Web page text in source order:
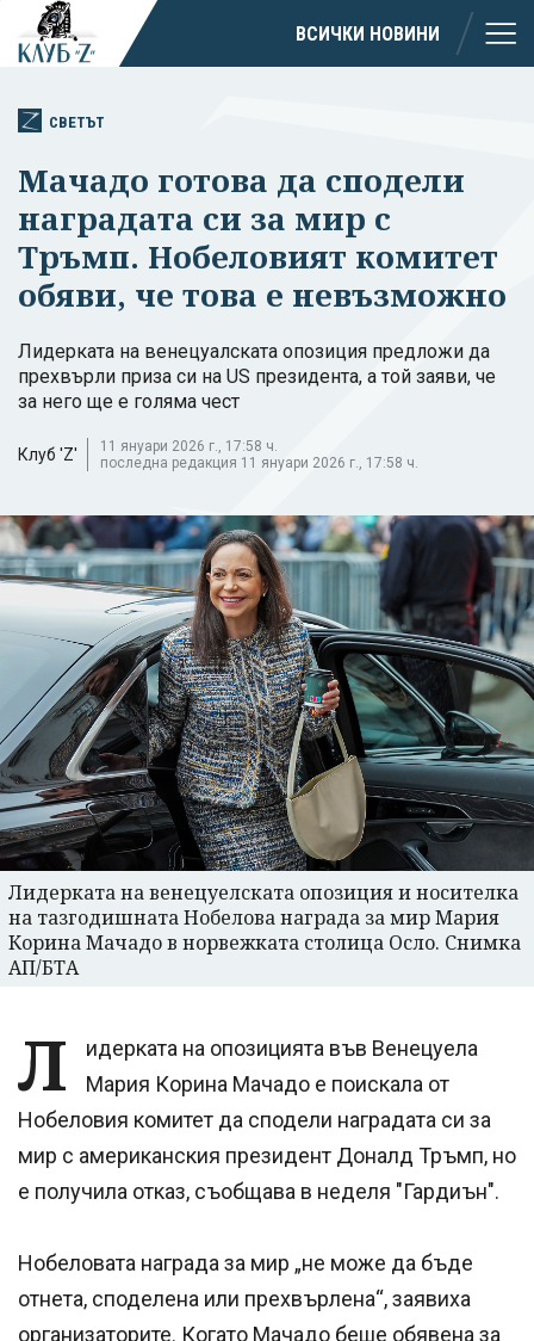
ВСИЧКИ НОВИНИ
СВЕТЪТ
Мачадо готова да сподели
наградата си за мир с
Тръмп. Нобеловият комитет
обяви, че това е невъзможно
Лидерката на венецуалската опозиция предложи да
прехвърли приза си на US президента, а той заяви, че
за него ще е голяма чест
Клуб 'Z'
11 януари 2026 г., 17:58 ч.
последна редакция 11 януари 2026 г., 17:58 ч.
Лидерката на венецуелската опозиция и носителка
на тазгодишната Нобелова награда за мир Мария
Корина Мачадо в норвежката столица Осло. Снимка
АП/БТА
Л
идерката на опозицията във Венецуела
Мария Корина Мачадо е поискала от
Нобеловия комитет да сподели наградата си за
мир с американския президент Доналд Тръмп, но
е получила отказ, съобщава в неделя "Гардиън".
Нобеловата награда за мир „не може да бъде
отнета, споделена или прехвърлена“, заявиха
организаторите. Когато Мачадо беше обявена за